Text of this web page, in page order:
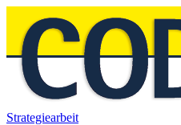
Strategiearbeit